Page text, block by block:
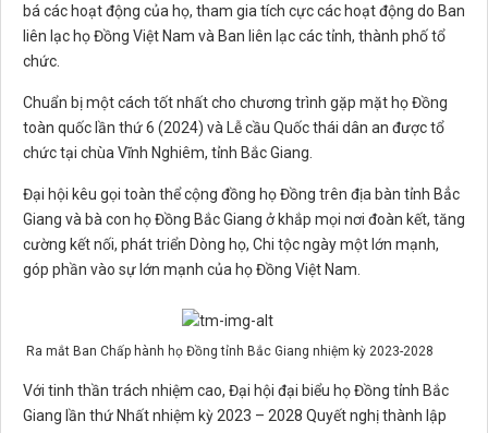
bá các hoạt động của họ, tham gia tích cực các hoạt động do Ban
liên lạc họ Đồng Việt Nam và Ban liên lạc các tỉnh, thành phố tổ
chức.
Chuẩn bị một cách tốt nhất cho chương trình gặp mặt họ Đồng
toàn quốc lần thứ 6 (2024) và Lễ cầu Quốc thái dân an được tổ
chức tại chùa Vĩnh Nghiêm, tỉnh Bắc Giang.
Đại hội kêu gọi toàn thể cộng đồng họ Đồng trên địa bàn tỉnh Bẳc
Giang và bà con họ Đồng Bắc Giang ở khắp mọi nơi đoàn kết, tăng
cường kết nối, phát triển Dòng họ, Chi tộc ngày một lớn mạnh,
góp phần vào sự lớn mạnh của họ Đồng Việt Nam.
Ra mắt Ban Chấp hành họ Đồng tỉnh Bắc Giang nhiệm kỳ 2023-2028
Với tinh thần trách nhiệm cao, Đại hội đại biểu họ Đồng tỉnh Bắc
Giang lần thứ Nhất nhiệm kỳ 2023 – 2028 Quyết nghị thành lập